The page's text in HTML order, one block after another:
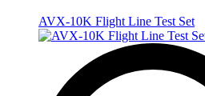
AVX-10K Flight Line Test Set